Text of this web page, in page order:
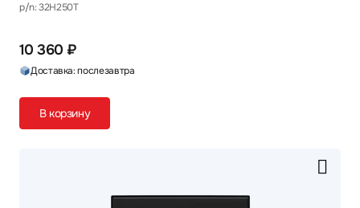
p/n: 32H250T
10 360 ₽
Доставка: послезавтра
В корзину